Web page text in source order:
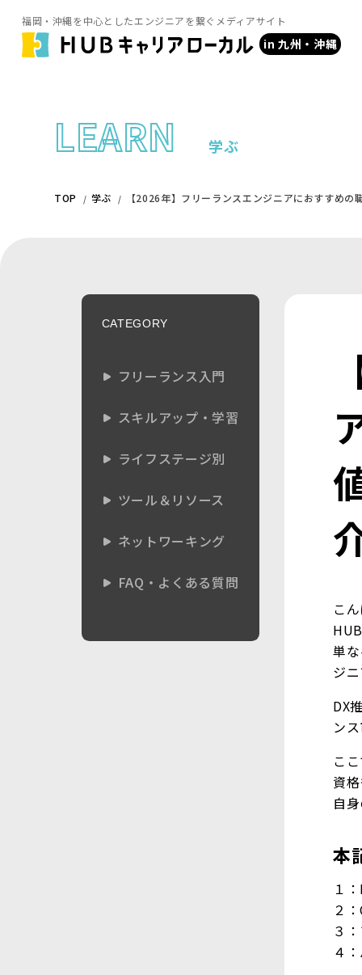
福岡・沖縄を中心としたエンジニアを繋ぐメディアサイト
in 九州・沖縄
LEARN 学ぶ
TOP 学ぶ 【2026年】フリーランスエンジニアにおすすめ
CATEGORY
フリーランス入門
スキルアップ・学習
ライフステージ別
ツール＆リソース
ネットワーキング
FAQ・よくある質問
こ
単
ジ
DX
ン
こ
資
自
本
１
２
３
４